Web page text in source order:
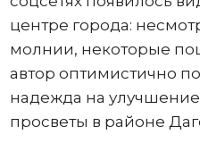
центре города:
молнии, некоторые
автор оптимистично
надежда на
просветы в районе